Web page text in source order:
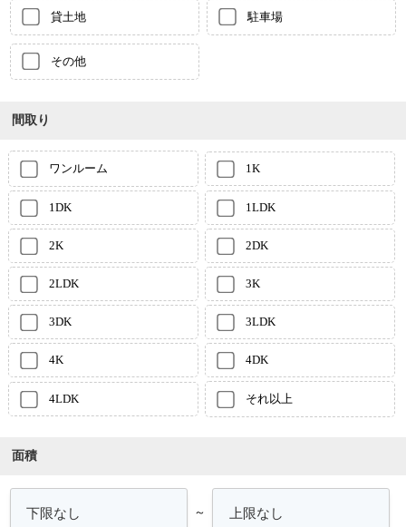
貸土地 駐車場
その他
間取り
ワンルーム 1K
1DK 1LDK
2K 2DK
2LDK 3K
3DK 3LDK
4K 4DK
4LDK それ以上
面積
～